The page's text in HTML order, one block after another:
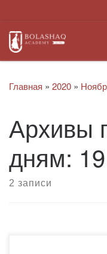
Главная » 2020 »
Архивы
дням:
2 записи